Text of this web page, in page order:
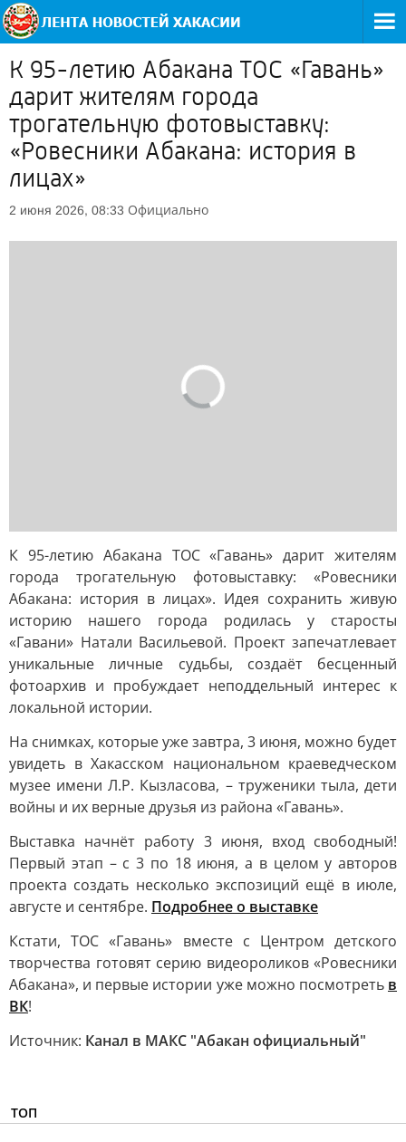
К 95-летию Абакана ТОС «Гавань»
дарит жителям города
трогательную фотовыставку:
«Ровесники Абакана: история в
лицах»
2 июня 2026, 08:33 Официально
К 95-летию Абакана ТОС «Гавань» дарит жителям
города трогательную фотовыставку: «Ровесники
Абакана: история в лицах». Идея сохранить живую
историю нашего города родилась у старосты
«Гавани» Натали Васильевой. Проект запечатлевает
уникальные личные судьбы, создаёт бесценный
фотоархив и пробуждает неподдельный интерес к
локальной истории.
На снимках, которые уже завтра, 3 июня, можно будет
увидеть в Хакасском национальном краеведческом
музее имени Л.Р. Кызласова, – труженики тыла, дети
войны и их верные друзья из района «Гавань».
Выставка начнёт работу 3 июня, вход свободный!
Первый этап – с 3 по 18 июня, а в целом у авторов
проекта создать несколько экспозиций ещё в июле,
августе и сентябре. Подробнее о выставке
Кстати, ТОС «Гавань» вместе с Центром детского
творчества готовят серию видеороликов «Ровесники
Абакана», и первые истории уже можно посмотреть в
ВК!
Источник: Канал в МАКС "Абакан официальный"
ТОП